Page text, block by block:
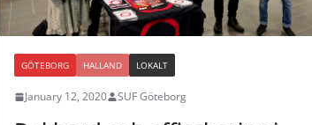
GÖTEBORG HALLAND LOKALT
January 12, 2020 SUF Göteborg